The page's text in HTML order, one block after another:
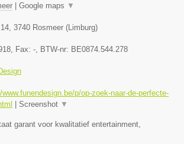
| Google maps ▼
3740 Rosmeer (Limburg)
, Fax: - , BTW-nr: BE0874.544.278
p/op-zoek-naar-de-perfecte-
| Screenshot ▼
garant voor kwalitatief entertainment,